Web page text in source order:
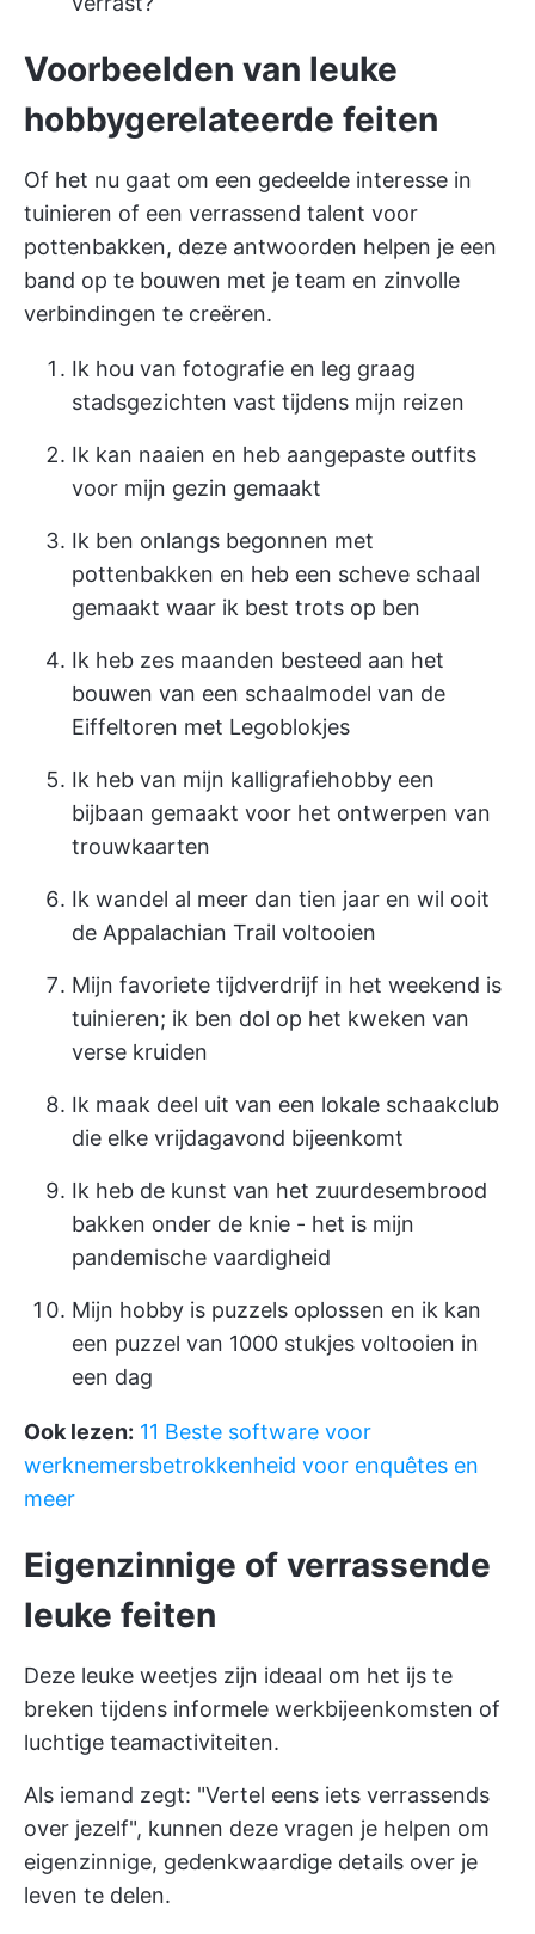
Voorbeelden van leuke
hobbygerelateerde feiten
Of het nu gaat om een gedeelde interesse in
tuinieren of een verrassend talent voor
pottenbakken, deze antwoorden helpen je een
band op te bouwen met je team en zinvolle
verbindingen te creëren.
Ik hou van fotografie en leg graag
stadsgezichten vast tijdens mijn reizen
Ik kan naaien en heb aangepaste outfits
voor mijn gezin gemaakt
Ik ben onlangs begonnen met
pottenbakken en heb een scheve schaal
gemaakt waar ik best trots op ben
Ik heb zes maanden besteed aan het
bouwen van een schaalmodel van de
Eiffeltoren met Legoblokjes
Ik heb van mijn kalligrafiehobby een
bijbaan gemaakt voor het ontwerpen van
trouwkaarten
Ik wandel al meer dan tien jaar en wil ooit
de Appalachian Trail voltooien
Mijn favoriete tijdverdrijf in het weekend is
tuinieren; ik ben dol op het kweken van
verse kruiden
Ik maak deel uit van een lokale schaakclub
die elke vrijdagavond bijeenkomt
Ik heb de kunst van het zuurdesembrood
bakken onder de knie - het is mijn
pandemische vaardigheid
Mijn hobby is puzzels oplossen en ik kan
een puzzel van 1000 stukjes voltooien in
een dag
Ook lezen: 11 Beste software voor
werknemersbetrokkenheid voor enquêtes en
meer
Eigenzinnige of verrassende
leuke feiten
Deze leuke weetjes zijn ideaal om het ijs te
breken tijdens informele werkbijeenkomsten of
luchtige teamactiviteiten.
Als iemand zegt: "Vertel eens iets verrassends
over jezelf", kunnen deze vragen je helpen om
eigenzinnige, gedenkwaardige details over je
leven te delen.